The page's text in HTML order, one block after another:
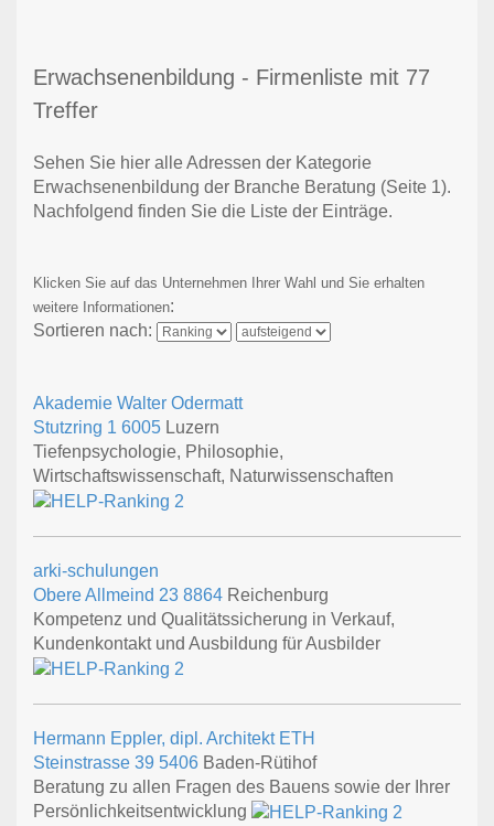
Erwachsenenbildung - Firmenliste mit 77
Treffer
Sehen Sie hier alle Adressen der Kategorie
Erwachsenenbildung der Branche Beratung (Seite 1).
Nachfolgend finden Sie die Liste der Einträge.
Klicken Sie auf das Unternehmen Ihrer Wahl und Sie erhalten
weitere Informationen:
Sortieren nach:
Akademie Walter Odermatt
Stutzring 1 6005 Luzern
Tiefenpsychologie, Philosophie,
Wirtschaftswissenschaft, Naturwissenschaften
arki-schulungen
Obere Allmeind 23 8864 Reichenburg
Kompetenz und Qualitätssicherung in Verkauf,
Kundenkontakt und Ausbildung für Ausbilder
Hermann Eppler, dipl. Architekt ETH
Steinstrasse 39 5406 Baden-Rütihof
Beratung zu allen Fragen des Bauens sowie der Ihrer
Persönlichkeitsentwicklung